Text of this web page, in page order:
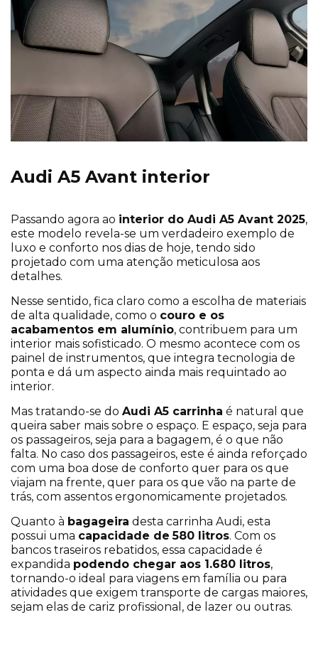
Audi A5 Avant interior
Passando agora ao interior do Audi A5 Avant 2025,
este modelo revela-se um verdadeiro exemplo de
luxo e conforto nos dias de hoje, tendo sido
projetado com uma atenção meticulosa aos
detalhes.
Nesse sentido, fica claro como a escolha de materiais
de alta qualidade, como o couro e os
acabamentos em alumínio, contribuem para um
interior mais sofisticado. O mesmo acontece com os
painel de instrumentos, que integra tecnologia de
ponta e dá um aspecto ainda mais requintado ao
interior.
Mas tratando-se do Audi A5 carrinha é natural que
queira saber mais sobre o espaço. E espaço, seja para
os passageiros, seja para a bagagem, é o que não
falta. No caso dos passageiros, este é ainda reforçado
com uma boa dose de conforto quer para os que
viajam na frente, quer para os que vão na parte de
trás, com assentos ergonomicamente projetados.
Quanto à bagageira desta carrinha Audi, esta
possui uma capacidade de 580 litros. Com os
bancos traseiros rebatidos, essa capacidade é
expandida podendo chegar aos 1.680 litros,
tornando-o ideal para viagens em família ou para
atividades que exigem transporte de cargas maiores,
sejam elas de cariz profissional, de lazer ou outras.